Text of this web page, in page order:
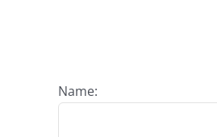
Name: